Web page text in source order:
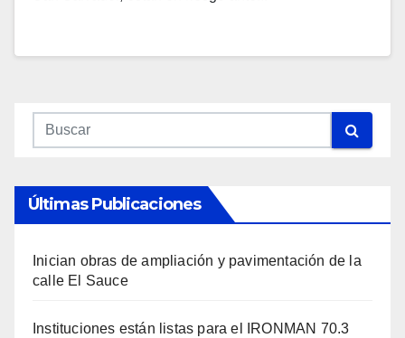
Últimas Publicaciones
Inician obras de ampliación y pavimentación de la
calle El Sauce
Instituciones están listas para el IRONMAN 70.3